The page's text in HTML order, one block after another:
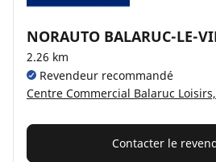
NORAUTO BALARUC-LE-
2.26 km
Revendeur recommandé
Contacter le